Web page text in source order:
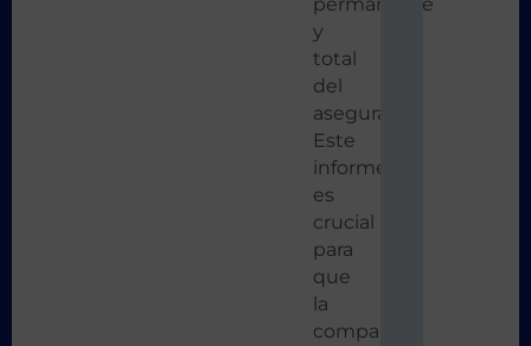
permanente
y
total
del
asegurado.
Este
informe
es
crucial
para
que
la
compañía